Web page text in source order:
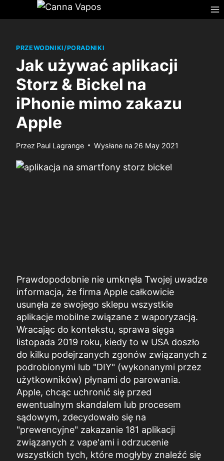
do
PRZEWODNIKI/PORADNIKI
Jak używać aplikacji
Storz & Bickel na
iPhonie mimo zakazu
Apple
Przez Paul Lagrange Wysłane na 26 May 2021
Prawdopodobnie nie umknęła Twojej uwadze
informacja, że firma Apple całkowicie
usunęła ze swojego sklepu wszystkie
aplikacje mobilne związane z waporyzacją.
Wracając do kontekstu, sprawa sięga
listopada 2019 roku, kiedy to w USA doszło
do kilku podejrzanych zgonów związanych z
podrobionymi lub "DIY" (wykonanymi przez
użytkowników) płynami do parowania.
Apple, chcąc uchronić się przed
ewentualnym skandalem lub procesem
sądowym, zdecydowało się na
"prewencyjne" zakazanie 181 aplikacji
związanych z vape'ami i odrzucenie
wszystkich tych, które mogłyby znaleźć się